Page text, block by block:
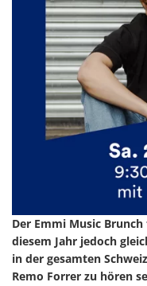
Der Emmi Music
diesem Jahr jedoch
in der gesamten
Remo Forrer zu hören